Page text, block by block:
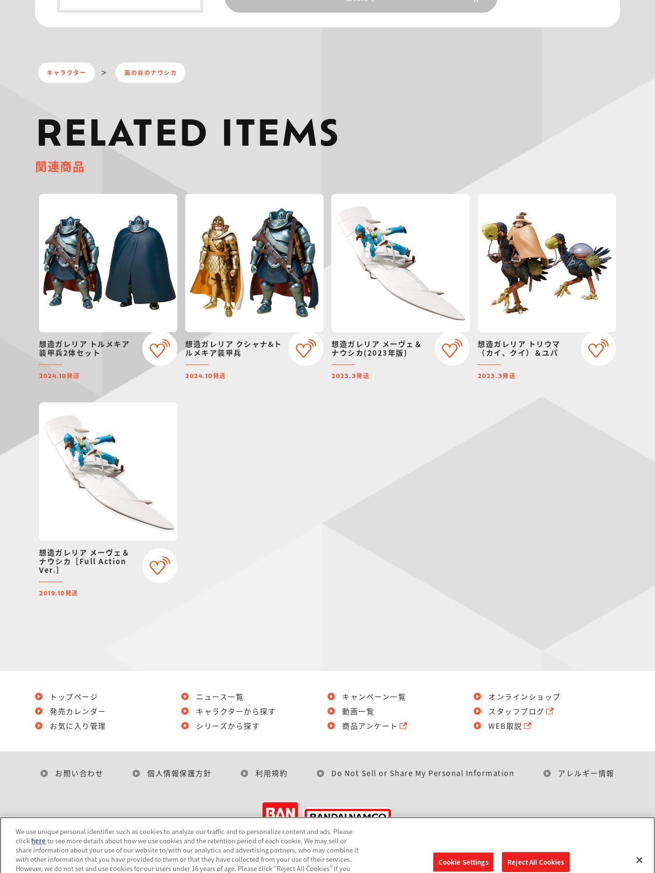
キャラクター 風の谷のナウシカ
RELATED ITEMS
関連商品
想造ガレリア トルメキア
装甲兵2体セット
2024.10発送
想造ガレリア クシャナ&ト
ルメキア装甲兵
2024.10発送
想造ガレリア メーヴェ＆
ナウシカ(2023年版)
2023.3発送
想造ガレリア トリウマ
（カイ、クイ）＆ユパ
2023.3発送
想造ガレリア メーヴェ＆
ナウシカ［Full Action
Ver.］
2019.10発送
トップページ
発売カレンダー
お気に入り管理
ニュース一覧
キャラクターから探す
シリーズから探す
キャンペーン一覧
動画一覧
商品アンケート
オンラインショップ
スタッフブログ
WEB取説
お問い合わせ 個人情報保護方針 利用規約 Do Not Sell or Share My Personal Information アレルギー情報
©BANDAI
We use unique personal identifier such as cookies to analyze our traffic and to personalize content and ads. Please
click here to see more details about how we use cookies and the retention period of each cookie. We may sell or
share information about your use of our website to/with our analytics and advertising partners, who may combine it
with other information that you have provided to them or that they have collected from your use of their services.
However, we do not set and use cookies for our users under 16 years of age. Please click “Reject All Cookies” if you
Cookie Settings Reject All Cookies